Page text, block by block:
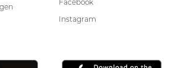
Facebook
Instagram